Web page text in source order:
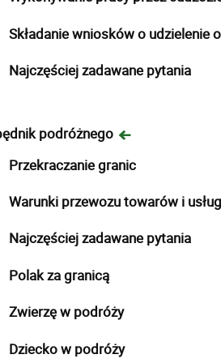
Składanie wniosków o udzielenie
Najczęściej zadawane pytania
podróżnego
Przekraczanie granic
Warunki przewozu towarów i usług
Najczęściej zadawane pytania
Polak za granicą
Zwierzę w podróży
Dziecko w podróży